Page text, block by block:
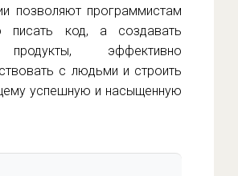
позволяют программистам
писать код, а создавать
эффективно
с людьми и строить
успешную и насыщенную